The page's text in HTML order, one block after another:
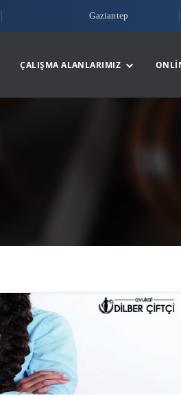
Gaziantep
ÇALIŞMA ALANLARIMIZ